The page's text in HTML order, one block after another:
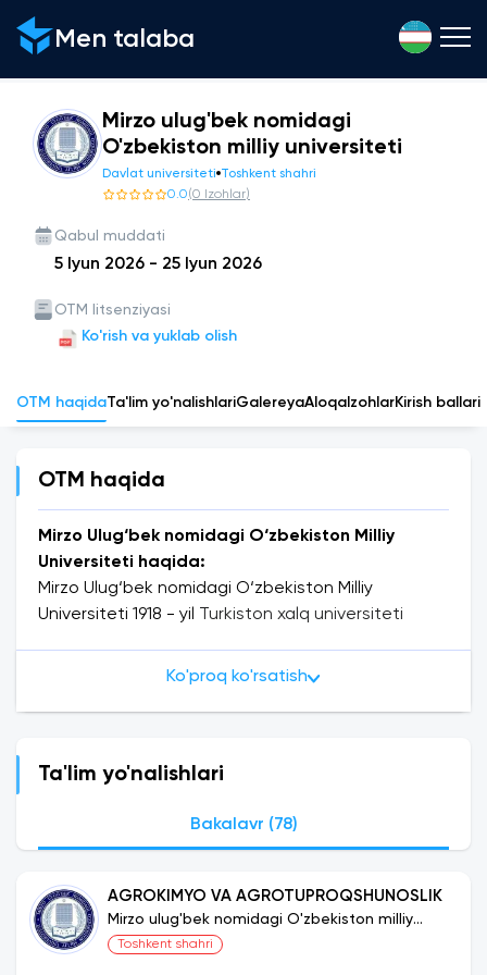
Men talaba
Mirzo ulug'bek nomidagi
O'zbekiston milliy universiteti
Davlat universiteti Toshkent shahri
0.0(0 Izohlar)
Qabul muddati
5 Iyun 2026 - 25 Iyun 2026
OTM litsenziyasi
Ko'rish va yuklab olish
OTM haqidaTa'lim yo'nalishlariGalereyaAloqa IzohlarKirish ballari
OTM haqida
Mirzo Ulug‘bek nomidagi O‘zbekiston Milliy
Universiteti haqida:
Mirzo Ulug‘bek nomidagi O‘zbekiston Milliy
Universiteti 1918 - yil
Turkiston xalq universiteti
yilga kelib universitetga Mirzo Ulug'bek nomi
hozirgi nomi bilan ataldi.
O‘zbekistonning etakchi ilmiy-ta'lim muassasalari
dan biridir. Universitet oliy malakali mutaxassislar
davlatimizning iqtisodiyotini rivojlantirishga
qaratilgan.
Universitet grantlari :
Ko'proq ko'rsatish
Ta'lim yo'nalishlari
Bakalavr (78)
AGROKIMYO VA AGROTUPROQSHUNOSLIK
Mirzo ulug'bek nomidagi O'zbekiston milliy
universiteti
Toshkent shahri